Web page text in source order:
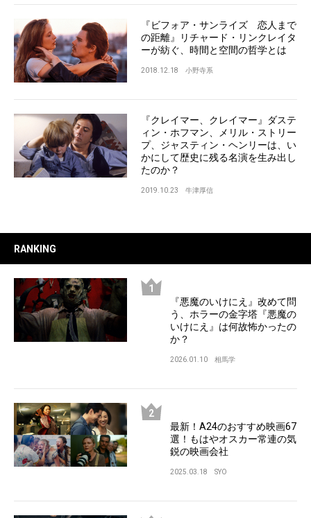
『ビフォア・サンライズ 恋人まで
の距離』リチャード・リンクレイタ
ーが紡ぐ、時間と空間の哲学とは
2018.12.18 小野寺系
『クレイマー、クレイマー』ダステ
ィン・ホフマン、メリル・ストリー
プ、ジャスティン・ヘンリーは、い
かにして歴史に残る名演を生み出し
たのか？
2019.10.23 牛津厚信
RANKING
『悪魔のいけにえ』改めて問
う、ホラーの金字塔『悪魔の
いけにえ』は何故怖かったの
か？
2026.01.10 相馬学
最新！A24のおすすめ映画67
選！もはやオスカー常連の気
鋭の映画会社
2025.03.18 SYO